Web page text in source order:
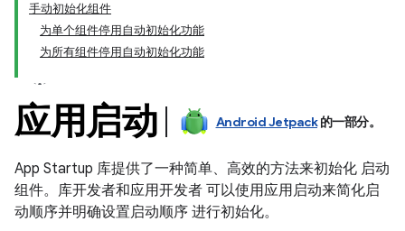
手动初始化组件
为单个组件停用自动初始化功能
为所有组件停用自动初始化功能
应用启动 Android Jetpack的一部分。
App Startup 库提供了一种简单、高效的方法来初始化 启动
组件。库开发者和应用开发者 可以使用应用启动来简化启
动顺序并明确设置启动顺序 进行初始化。